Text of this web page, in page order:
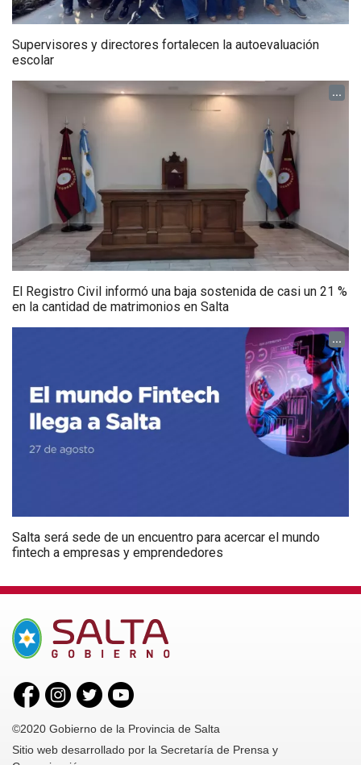
Supervisores y directores fortalecen la autoevaluación
escolar
...
El Registro Civil informó una baja sostenida de casi un 21 %
en la cantidad de matrimonios en Salta
...
Salta será sede de un encuentro para acercar el mundo
fintech a empresas y emprendedores
©2020 Gobierno de la Provincia de Salta
Sitio web desarrollado por la Secretaría de Prensa y